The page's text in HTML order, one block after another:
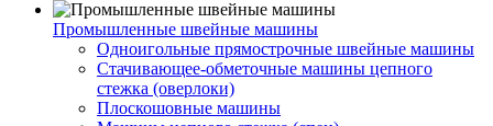
Промышленные швейные машины
Одноигольные прямострочные швейные машины
Стачивающее-обметочные машины цепного
стежка (оверлоки)
Плоскошовные машины